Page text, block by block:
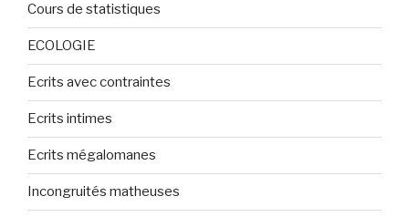
Cours de statistiques
ECOLOGIE
Ecrits avec contraintes
Ecrits intimes
Ecrits mégalomanes
Incongruités matheuses